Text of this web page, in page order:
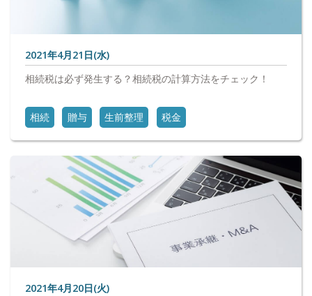
2021年4月21日(水)
相続税は必ず発生する？相続税の計算方法をチェック！
相続 贈与 生前整理 税金
2021年4月20日(火)